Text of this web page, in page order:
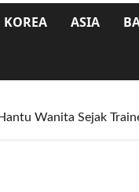
KOREA ASIA
Wanita Sejak